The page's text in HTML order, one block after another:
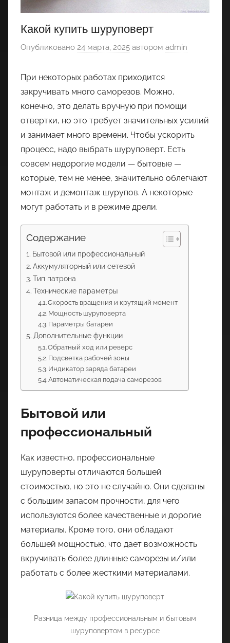
Какой купить шуруповерт
Опубликовано 24 марта, 2025 автором admin
При некоторых работах приходится
закручивать много саморезов. Можно,
конечно, это делать вручную при помощи
отвертки, но это требует значительных усилий
и занимает много времени. Чтобы ускорить
процесс, надо выбрать шуруповерт. Есть
совсем недорогие модели — бытовые —
которые, тем не менее, значительно облегчают
монтаж и демонтаж шурупов. А некоторые
могут работать и в режиме дрели.
Содержание
Бытовой или профессиональный
Аккумуляторный или сетевой
Тип патрона
Технические параметры
Скорость вращения и крутящий момент
Мощность шуруповерта
Параметры батареи
Дополнительные функции
Обратный ход или реверс
Подсветка рабочей зоны
Индикатор заряда батареи
Автоматическая подача саморезов
Бытовой или
профессиональный
Как известно, профессиональные
шуруповерты отличаются большей
стоимостью, но это не случайно. Они сделаны
с большим запасом прочности, для чего
используются более качественные и дорогие
материалы. Кроме того, они обладают
большей мощностью, что дает возможность
вкручивать более длинные саморезы и/или
работать с более жесткими материалами.
Разница между профессиональным и бытовым
шуруповертом в ресурсе